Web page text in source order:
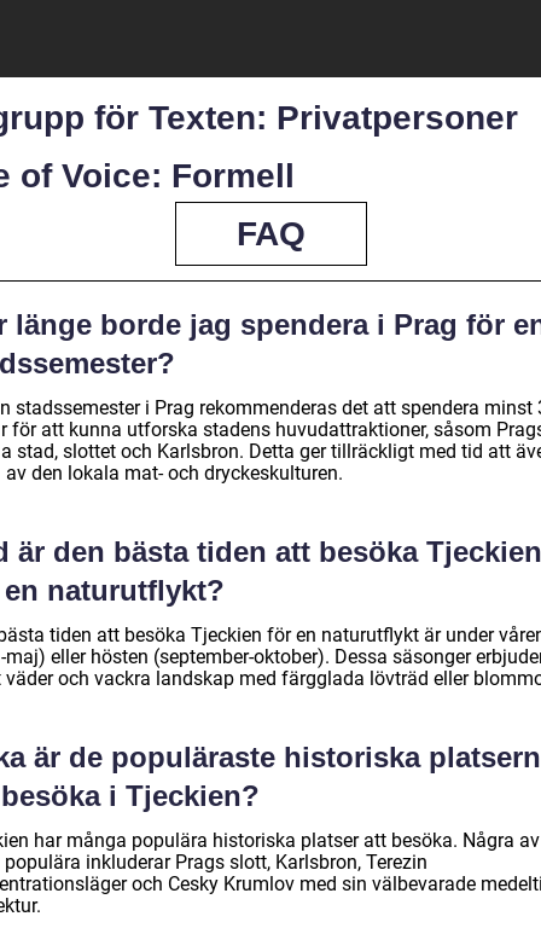
för Texten: Privatpersoner
of Voice: Formell
FAQ
länge borde jag spendera i Prag för
stadssemester i Prag rekommenderas det att spendera minst
för att kunna utforska stadens huvudattraktioner, såsom
stad, slottet och Karlsbron. Detta ger tillräckligt med tid att
den lokala mat- och dryckeskulturen.
är den bästa tiden att besöka Tjeckien
naturutflykt?
tiden att besöka Tjeckien för en naturutflykt är under
maj) eller hösten (september-oktober). Dessa säsonger
och vackra landskap med färgglada lövträd eller
är de populäraste historiska
i Tjeckien?
har många populära historiska platser att besöka. Några
inkluderar Prags slott, Karlsbron, Terezin
och Cesky Krumlov med sin välbevarade